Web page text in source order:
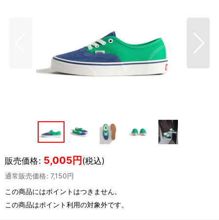
販売価格: 5,005 円(税込)
通常販売価格: 7,150円
この商品にはポイントはつきません。
この商品はポイント利用の対象外です。